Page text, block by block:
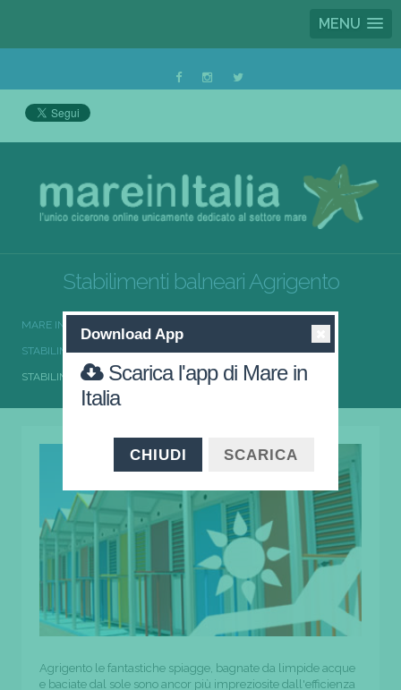
MENU
Stabilimenti balneari Agrigento
MARE IN ITALIA
STABILIMENTI BALNEARI SICILIA
STABILIMENTI BALNEARI AGRIGENTO
Agrigento le fantastiche spiagge, bagnate da limpide acque
e baciate dal sole sono ancor più impreziosite dall'efficienza
Download App
Scarica l'app di Mare in
Italia
CHIUDI SCARICA